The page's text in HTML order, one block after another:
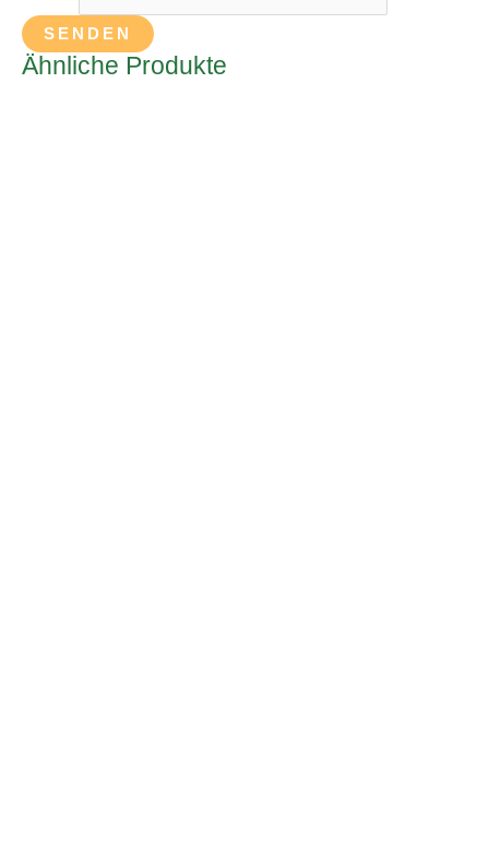
Ähnliche Produkte